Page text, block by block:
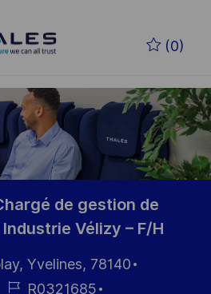
(0)
de gestion de
Vélizy – F/H
Yvelines, 78140
Job R0321685